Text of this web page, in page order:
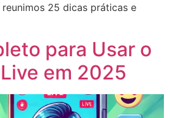
25 dicas práticas e
para Usar o
em 2025